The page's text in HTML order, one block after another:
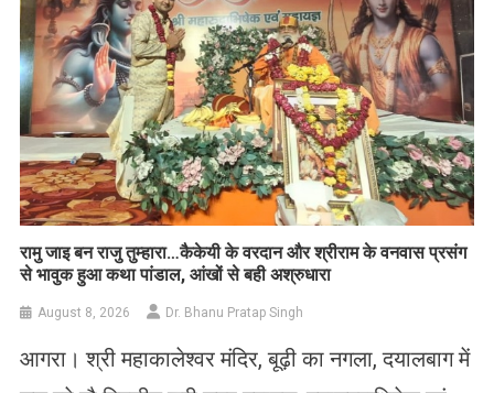
रामु जाइ बन राजु तुम्हारा…कैकेयी के वरदान और श्रीराम के वनवास प्रसंग
से भावुक हुआ कथा पांडाल, आंखों से बही अश्रुधारा
August 8, 2026 Dr. Bhanu Pratap Singh
आगरा। श्री महाकालेश्वर मंदिर, बूढ़ी का नगला, दयालबाग में